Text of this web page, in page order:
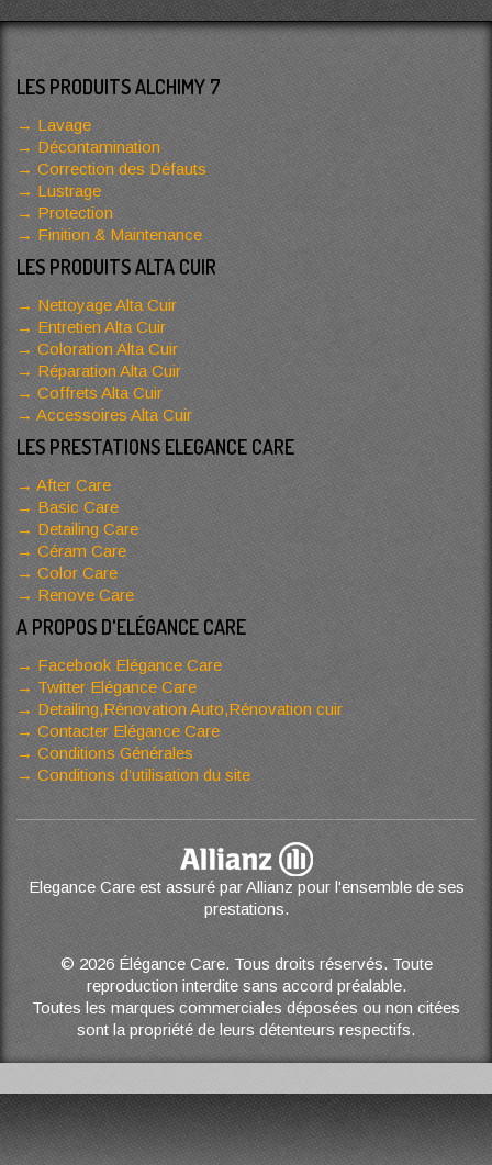
LES PRODUITS ALCHIMY 7
Lavage
Décontamination
Correction des Défauts
Lustrage
Protection
Finition & Maintenance
LES PRODUITS ALTA CUIR
Nettoyage Alta Cuir
Entretien Alta Cuir
Coloration Alta Cuir
Réparation Alta Cuir
Coffrets Alta Cuir
Accessoires Alta Cuir
LES PRESTATIONS ELEGANCE CARE
After Care
Basic Care
Detailing Care
Céram Care
Color Care
Renove Care
A PROPOS D'ELÉGANCE CARE
Facebook Elégance Care
Twitter Elégance Care
Detailing,Rénovation Auto,Rénovation cuir
Contacter Elégance Care
Conditions Générales
Conditions d’utilisation du site
Elegance Care est assuré par Allianz pour l'ensemble de ses
prestations.
© 2026 Élégance Care. Tous droits réservés. Toute
reproduction interdite sans accord préalable.
Toutes les marques commerciales déposées ou non citées
sont la propriété de leurs détenteurs respectifs.